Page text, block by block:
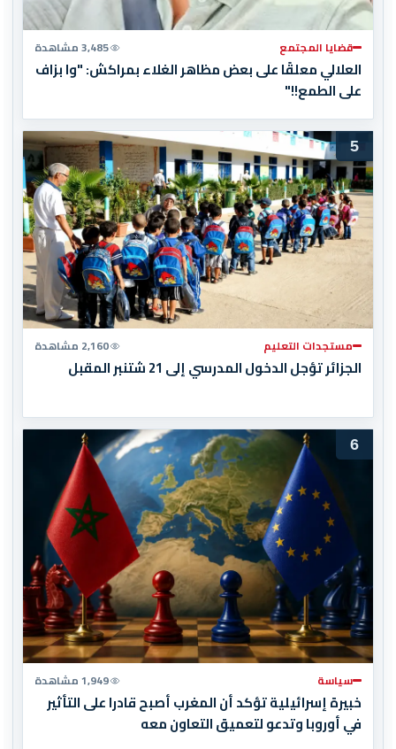
قضايا المجتمع 3,485 مشاهدة
العلالي معلقًا على بعض مظاهر الغلاء بمراكش: "وا بزاف
على الطمع!!"
5
مستجدات التعليم 2,160 مشاهدة
الجزائر تؤجل الدخول المدرسي إلى 21 شتنبر المقبل
6
سياسة 1,949 مشاهدة
خبيرة إسرائيلية تؤكد أن المغرب أصبح قادرا على التأثير
في أوروبا وتدعو لتعميق التعاون معه